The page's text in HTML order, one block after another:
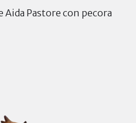
Aida Pastore con pecora